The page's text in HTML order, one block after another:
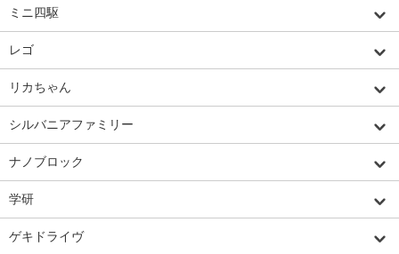
ミニ四駆
レゴ
リカちゃん
シルバニアファミリー
ナノブロック
学研
ゲキドライヴ